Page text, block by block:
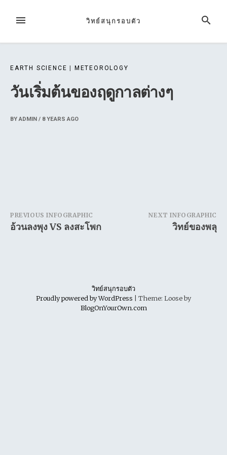
MENU SEARCH
วิทย์สนุกรอบตัว
EARTH SCIENCE METEOROLOGY
วันเริ่มต้นของฤดูกาลต่างๆ
BYADMIN / 8 YEARS AGO
Post
navigation
PREVIOUS INFOGRAPHIC
อ้วนลงพุง VS ลงสะโพก
NEXT INFOGRAPHIC
วิทย์ของพลุ
วิทย์สนุกรอบตัว
Proudly powered by WordPress
Theme: Loose by
BlogOnYourOwn.com